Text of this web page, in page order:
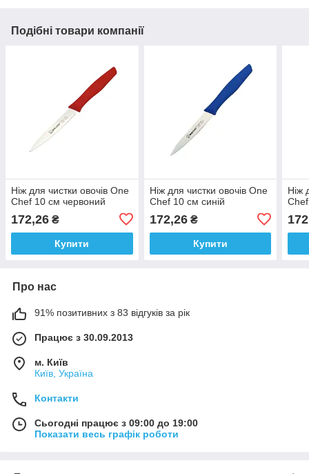
Подібні товари компанії
Ніж для чистки овочів One
Chef 10 см червоний
172,26 ₴
Купити
Ніж для чистки овочів One
Chef 10 см синій
172,26₴
Купити
Ніж
Про нас
91% позитивних з 83 відгуків за рік
Працює з 30.09.2013
м. Київ
Київ, Україна
Контакти
Сьогодні працює з 09:00 до 19:00
Показати весь графік роботи